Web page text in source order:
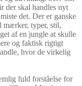
der skal handles nyt
det. Der er ganske
mærker, typer, stil,
af en jungle at skulle
og faktisk rigtigt
hvor de virkelig
fuld forståelse for